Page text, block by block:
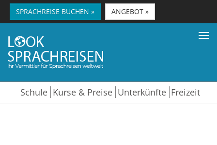
SPRACHREISE BUCHEN » ANGEBOT »
Schule Kurse & Preise Unterkünfte Freizeit